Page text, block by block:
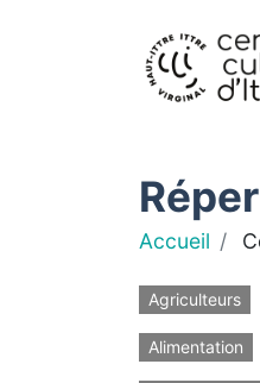
Accueil
Agriculteurs
Alimentation